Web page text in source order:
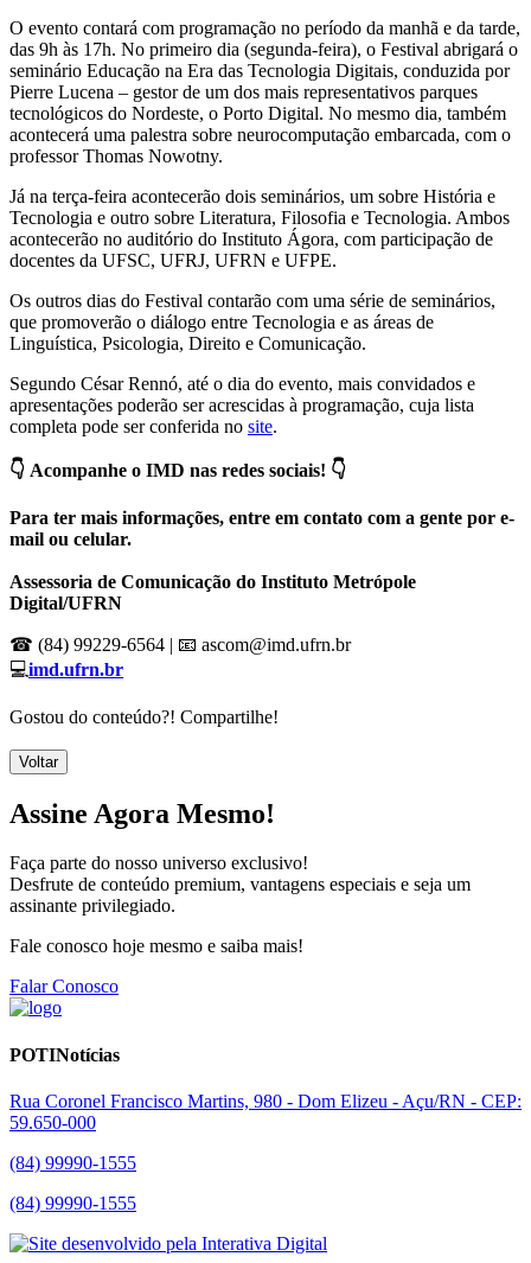
O evento contará com programação no período da manhã e da tarde,
das 9h às 17h. No primeiro dia (segunda-feira), o Festival abrigará o
seminário Educação na Era das Tecnologia Digitais, conduzida por
Pierre Lucena – gestor de um dos mais representativos parques
tecnológicos do Nordeste, o Porto Digital. No mesmo dia, também
acontecerá uma palestra sobre neurocomputação embarcada, com o
professor Thomas Nowotny.
Já na terça-feira acontecerão dois seminários, um sobre História e
Tecnologia e outro sobre Literatura, Filosofia e Tecnologia. Ambos
acontecerão no auditório do Instituto Ágora, com participação de
docentes da UFSC, UFRJ, UFRN e UFPE.
Os outros dias do Festival contarão com uma série de seminários,
que promoverão o diálogo entre Tecnologia e as áreas de
Linguística, Psicologia, Direito e Comunicação.
Segundo César Rennó, até o dia do evento, mais convidados e
apresentações poderão ser acrescidas à programação, cuja lista
completa pode ser conferida no site.
👇 Acompanhe o IMD nas redes sociais! 👇
Para ter mais informações, entre em contato com a gente por e-
mail ou celular.
Assessoria de Comunicação do Instituto Metrópole
Digital/UFRN
☎ (84) 99229-6564 | 📧 ascom@imd.ufrn.br
💻imd.ufrn.br
Gostou do conteúdo?! Compartilhe!
Voltar
Assine Agora Mesmo!
Faça parte do nosso universo exclusivo!
Desfrute de conteúdo premium, vantagens especiais e seja um
assinante privilegiado.
Fale conosco hoje mesmo e saiba mais!
Falar Conosco
POTINotícias
Rua Coronel Francisco Martins, 980 - Dom Elizeu - Açu/RN - CEP:
59.650-000
(84) 99990-1555
(84) 99990-1555